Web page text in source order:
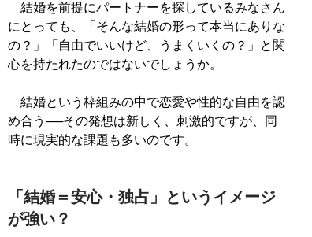
結婚を前提にパートナーを探しているみなさん
にとっても、「そんな結婚の形って本当にありな
の？」「自由でいいけど、うまくいくの？」と関
心を持たれたのではないでしょうか。
結婚という枠組みの中で恋愛や性的な自由を認
め合う──その発想は新しく、刺激的ですが、同
時に現実的な課題も多いのです。
「結婚＝安心・独占」というイメージ
が強い？